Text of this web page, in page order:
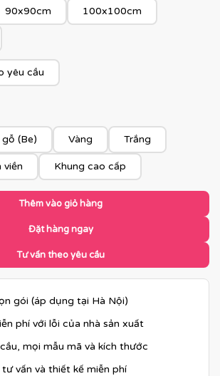
90x90cm 100x100cm
yêu cầu
để xem màu khung
(Be) Vàng Trắng
viền Khung cao cấp
Thêm vào giỏ hàng
Đặt hàng ngay
Tư vấn theo yêu cầu
gói (áp dụng tại Hà Nội)
phí với lỗi của nhà sản xuất
mọi mẫu mã và kích thước
vấn và thiết kế miễn phí